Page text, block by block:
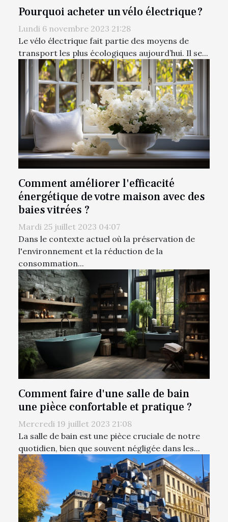
Pourquoi acheter un vélo électrique ?
Lundi 6 novembre 2023 21:28
Le vélo électrique fait partie des moyens de
transport les plus écologiques aujourd’hui. Il se...
Comment améliorer l'efficacité
énergétique de votre maison avec des
baies vitrées ?
Mardi 25 juillet 2023 04:07
Dans le contexte actuel où la préservation de
l'environnement et la réduction de la
consommation...
Comment faire d'une salle de bain
une pièce confortable et pratique ?
Mercredi 19 juillet 2023 21:08
La salle de bain est une pièce cruciale de notre
quotidien, bien que souvent négligée dans les...